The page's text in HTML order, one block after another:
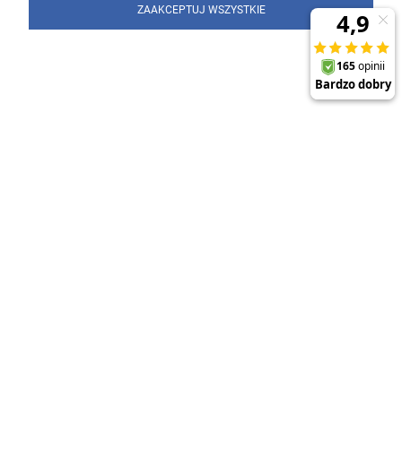
ZAAKCEPTUJ WSZYSTKIE